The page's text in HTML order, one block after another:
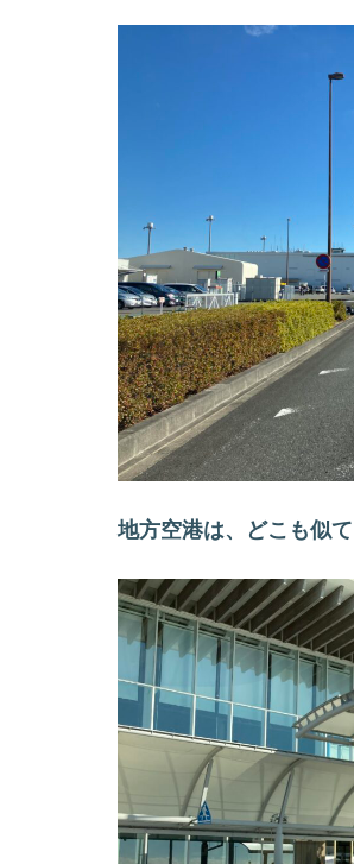
地方空港は、どこも似て